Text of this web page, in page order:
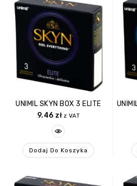
UNIMIL SKYN BOX 3 ELITE
9.46 zł z VAT
Dodaj Do Koszyka